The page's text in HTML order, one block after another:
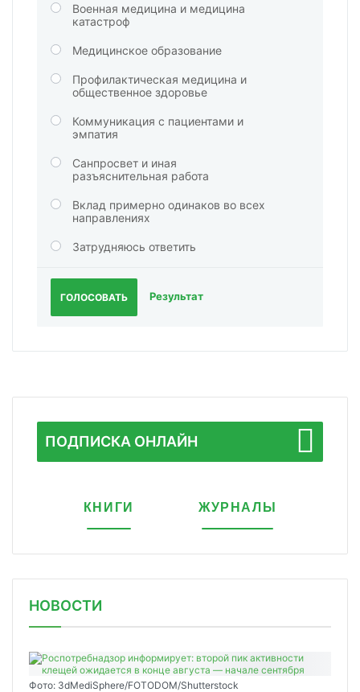
Военная медицина и медицина
катастроф
Медицинское образование
Профилактическая медицина и
общественное здоровье
Коммуникация с пациентами и
эмпатия
Санпросвет и иная
разъяснительная работа
Вклад примерно одинаков во всех
направлениях
Затрудняюсь ответить
ГОЛОСОВАТЬ Результат
ПОДПИСКА ОНЛАЙН
КНИГИ ЖУРНАЛЫ
НОВОСТИ
Фото: 3dMediSphere/FOTODOM/Shutterstock